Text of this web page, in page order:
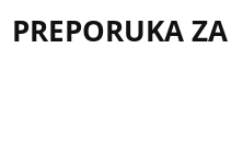
PREPORUKA